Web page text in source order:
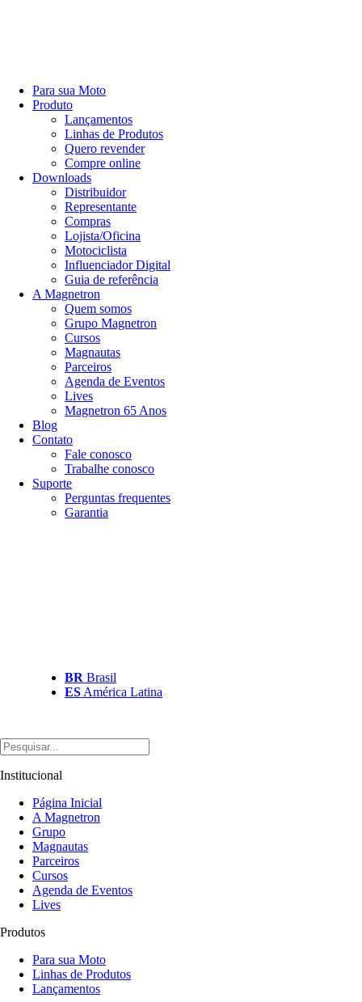
Para sua Moto
Produto
Lançamentos
Linhas de Produtos
Quero revender
Compre online
Downloads
Distribuidor
Representante
Compras
Lojista/Oficina
Motociclista
Influenciador Digital
Guia de referência
A Magnetron
Quem somos
Grupo Magnetron
Cursos
Magnautas
Parceiros
Agenda de Eventos
Lives
Magnetron 65 Anos
Blog
Contato
Fale conosco
Trabalhe conosco
Suporte
Perguntas frequentes
Garantia
BR Brasil
ES América Latina
Institucional
Página Inicial
A Magnetron
Grupo
Magnautas
Parceiros
Cursos
Agenda de Eventos
Lives
Produtos
Para sua Moto
Linhas de Produtos
Lançamentos